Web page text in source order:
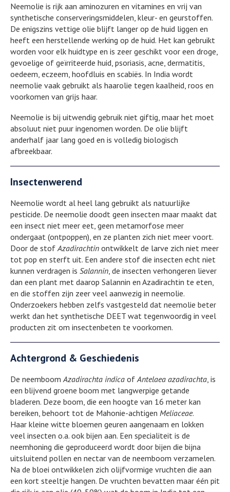
Neemolie is rijk aan aminozuren en vitamines en vrij van
synthetische conserveringsmiddelen, kleur- en geurstoffen.
De enigszins vettige olie blijft langer op de huid liggen en
heeft een herstellende werking op de huid. Het kan gebruikt
worden voor elk huidtype en is zeer geschikt voor een droge,
gevoelige of geïrriteerde huid, psoriasis, acne, dermatitis,
oedeem, eczeem, hoofdluis en scabiës. In India wordt
neemolie vaak gebruikt als haarolie tegen kaalheid, roos en
voorkomen van grijs haar.
Neemolie is bij uitwendig gebruik niet giftig, maar het moet
absoluut niet puur ingenomen worden. De olie blijft
anderhalf jaar lang goed en is volledig biologisch
afbreekbaar.
Insectenwerend
Neemolie wordt al heel lang gebruikt als natuurlijke
pesticide. De neemolie doodt geen insecten maar maakt dat
een insect niet meer eet, geen metamorfose meer
ondergaat (ontpoppen), en ze planten zich niet meer voort.
Door de stof Azadirachtin ontwikkelt de larve zich niet meer
tot pop en sterft uit. Een andere stof die insecten echt niet
kunnen verdragen is Salannin , de insecten verhongeren liever
dan een plant met daarop Salannin en Azadirachtin te eten,
en die stoffen zijn zeer veel aanwezig in neemolie.
Onderzoekers hebben zelfs vastgesteld dat neemolie beter
werkt dan het synthetische DEET wat tegenwoordig in veel
producten zit om insectenbeten te voorkomen.
Achtergrond & Geschiedenis
De neemboom Azadirachta indica of Antelaea azadirachta , is
een blijvend groene boom met langwerpige getande
bladeren. Deze boom, die een hoogte van 16 meter kan
bereiken, behoort tot de Mahonie-achtigen Meliaceae.
Haar kleine witte bloemen geuren aangenaam en lokken
veel insecten o.a. ook bijen aan. Een specialiteit is de
neemhoning die geproduceerd wordt door bijen die bijna
uitsluitend pollen en nectar van de neemboom verzamelen.
Na de bloei ontwikkelen zich olijfvormige vruchten die aan
een kort steeltje hangen. De vruchten bevatten maar één pit